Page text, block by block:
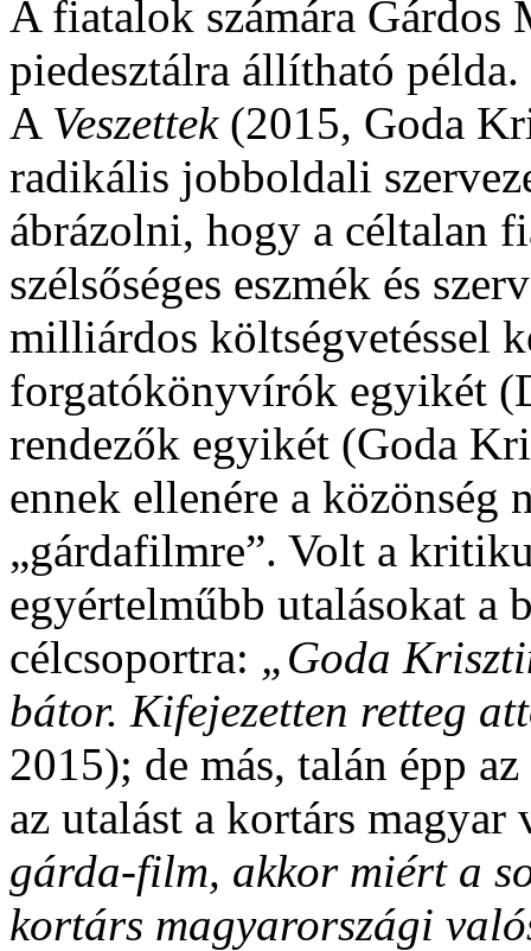
A fiatalok számára
piedesztálra állítható példa.
A Veszettek(2015, Goda
radikális jobboldali
ábrázolni, hogy a céltalan
szélsőséges eszmék és
milliárdos költségvetéssel
forgatókönyvírók egyikét
rendezők egyikét (Goda
ennek ellenére a
„gárdafilmre”. Volt a
egyértelműbb utalásokat
célcsoportra: „Goda
bátor. Kifejezetten retteg
2015); de más, talán épp
az utalást a kortárs magyar
gárda-film, akkor miért a
kortárs magyarországi